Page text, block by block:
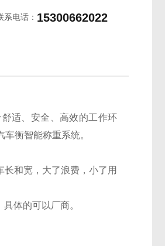
系电话： 15300662022
适、安全、高效的工作环
衡智能称重系统。
和宽，大了浪费，小了用
体的可以厂商。